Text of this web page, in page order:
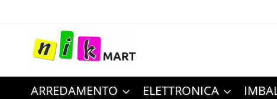
contenuto
ARREDAMENTO ELETTRONICA